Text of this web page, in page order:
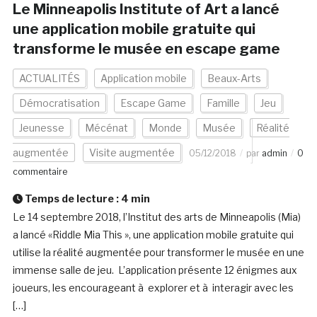
Le Minneapolis Institute of Art a lancé
une application mobile gratuite qui
transforme le musée en escape game
ACTUALITÉS Application mobile Beaux-Arts
Démocratisation Escape Game Famille Jeu
Jeunesse Mécénat Monde Musée Réalité
augmentée Visite augmentée 05/12/2018 par admin
0
commentaire
Temps de lecture : 4 min
Le 14 septembre 2018, l’Institut des arts de Minneapolis (Mia)
a lancé «Riddle Mia This », une application mobile gratuite qui
utilise la réalité augmentée pour transformer le musée en une
immense salle de jeu. L’application présente 12 énigmes aux
joueurs, les encourageant à explorer et à interagir avec les
[…]